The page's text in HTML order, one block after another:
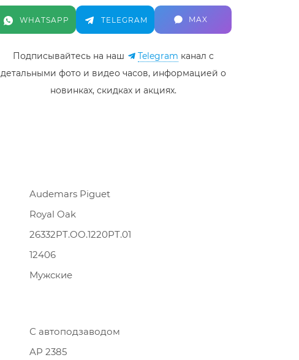
WHATSAPP TELEGRAM MAX
Подписывайтесь на наш Telegram канал c
детальными фото и видео часов, информацией о
новинках, скидках и акциях.
Audemars Piguet
Royal Oak
26332PT.OO.1220PT.01
12406
Мужские
С автоподзаводом
AP 2385